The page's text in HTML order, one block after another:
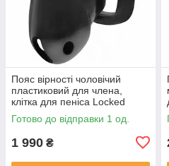
Пояс вірності чоловічий
пластиковий для члена,
клітка для пеніса Locked
Midnight Cell M 10,7 см
Готово до відправки 1 од.
1 990 ₴